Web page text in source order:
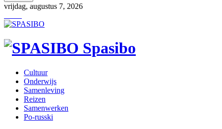
vrijdag, augustus 7, 2026
Spasibo
Cultuur
Onderwijs
Samenleving
Reizen
Samenwerken
Po-russki